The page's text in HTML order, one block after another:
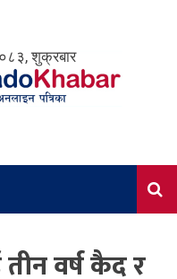
शुक्रबार
वर्ष कैद र